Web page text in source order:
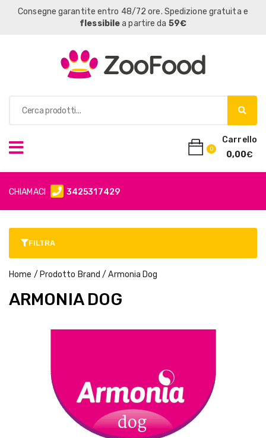
Consegne garantite entro 48/72 ore. Spedizione gratuita e
flessibilea partire da 59€
0
Carrello
0,00€
CHIAMACI 3425317429
FILTRA
Home / Prodotto Brand / Armonia Dog
ARMONIA DOG